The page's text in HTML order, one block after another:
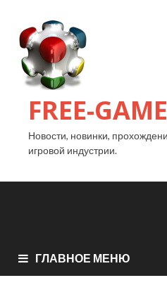
FREE-
Новости, новинки,
игровой индустрии.
ГЛАВНОЕ МЕНЮ